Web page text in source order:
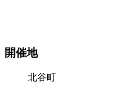
開催地
北谷町